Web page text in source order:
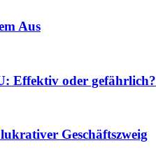
Aus
Effektiv oder gefährlich?
Geschäftszweig